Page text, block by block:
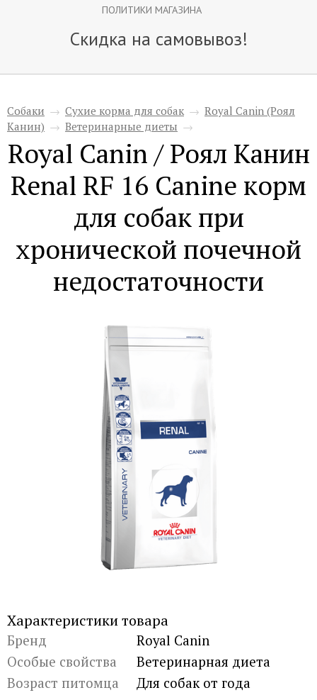
ПОЛИТИКИ МАГАЗИНА
Скидка на самовывоз!
Собаки → Сухие корма для собак → Royal Canin (Роял
Канин) → Ветеринарные диеты →
Royal Canin / Роял Канин
Renal RF 16 Canine корм
для собак при
хронической почечной
недостаточности
Характеристики товара
Бренд
Royal Canin
Особые свойства
Ветеринарная диета
Возраст питомца
Для собак от года